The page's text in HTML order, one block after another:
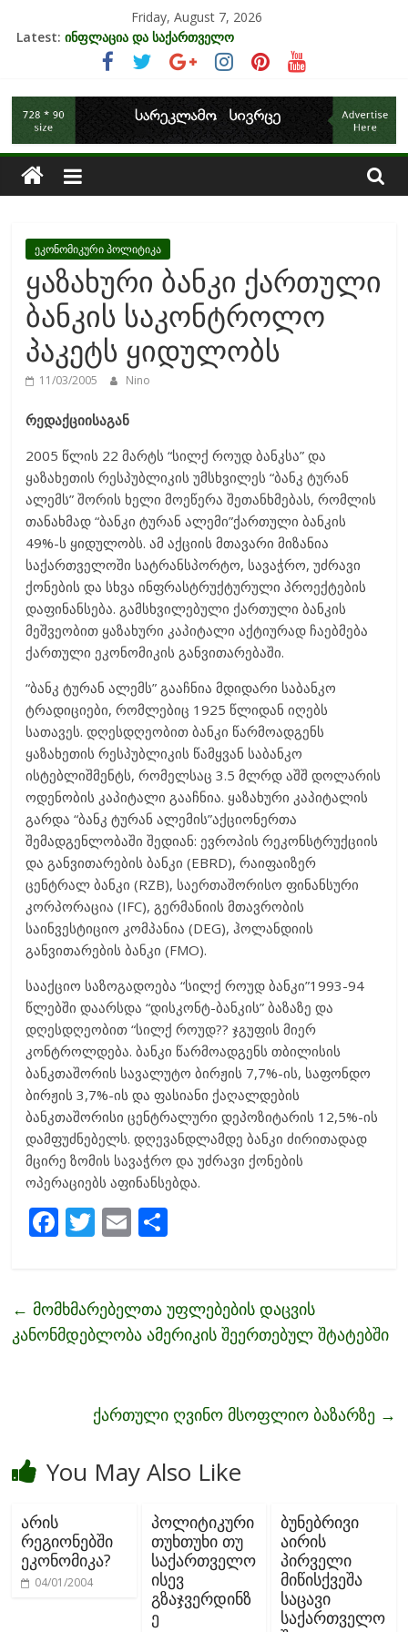
Friday, August 7, 2026
Latest: ინფლაცია და საქართველო
კრიზისის ზეგავლენა ტურიზმის ინდუსტრიაზე
მიგრაციისა და ეკონომიკის ურთიერთკავშირი
EU-ის კანდიდატის სტატუსის ეკონომიკური სარგებელი
უძრავი ქონების ბაზარი საქართველოში
საქართველოს
ეკონომიკა
ეკონომიკური პოლიტიკა
ყაზახური ბანკი ქართული
ბანკის საკონტროლო
პაკეტს ყიდულობს
11/03/2005 Nino
რედაქციისაგან
2005 წლის 22 მარტს “სილქ როუდ ბანკსა” და
ყაზახეთის რესპუბლიკის უმსხვილეს “ბანკ ტურან
ალემს” შორის ხელი მოეწერა შეთანხმებას, რომლის
თანახმად “ბანკი ტურან ალემი”ქართული ბანკის
49%-ს ყიდულობს. ამ აქციის მთავარი მიზანია
საქართველოში სატრანსპორტო, სავაჭრო, უძრავი
ქონების და სხვა ინფრასტრუქტურული პროექტების
დაფინანსება. გამსხვილებული ქართული ბანკის
მეშვეობით ყაზახური კაპიტალი აქტიურად ჩაებმება
ქართული ეკონომიკის განვითარებაში.
“ბანკ ტურან ალემს” გააჩნია მდიდარი საბანკო
ტრადიციები, რომლებიც 1925 წლიდან იღებს
სათავეს. დღესდღეობით ბანკი წარმოადგენს
ყაზახეთის რესპუბლიკის წამყვან საბანკო
ისტებლიშმენტს, რომელსაც 3.5 მლრდ აშშ დოლარის
ოდენობის კაპიტალი გააჩნია. ყაზახური კაპიტალის
გარდა “ბანკ ტურან ალემის”აქციონერთა
შემადგენლობაში შედიან: ევროპის რეკონსტრუქციის
და განვითარების ბანკი (EBRD), რაიფაიზერ
ცენტრალ ბანკი (RZB), საერთაშორისო ფინანსური
კორპორაცია (IFC), გერმანიის მთავრობის
საინვესტიციო კომპანია (DEG), ჰოლანდიის
განვითარების ბანკი (FMO).
სააქციო საზოგადოება “სილქ როუდ ბანკი”1993-94
წლებში დაარსდა “დისკონტ-ბანკის” ბაზაზე და
დღესდღეობით “სილქ როუდ?? ჯგუფის მიერ
კონტროლდება. ბანკი წარმოადგენს თბილისის
ბანკთაშორის სავალუტო ბირჟის 7,7%-ის, საფონდო
ბირჟის 3,7%-ის და ფასიანი ქაღალდების
ბანკთაშორისი ცენტრალური დეპოზიტარის 12,5%-ის
დამფუძნებელს. დღევანდლამდე ბანკი ძირითადად
მცირე ზომის სავაჭრო და უძრავი ქონების
ოპერაციებს აფინანსებდა.
F
b
o
T
er
E
l e
← მომხმარებელთა უფლებების დაცვის
კანონმდებლობა ამერიკის შეერთებულ შტატებში
ქართული ღვინო მსოფლიო ბაზარზე →
You May Also Like
არის
რეგიონებში
ეკონომიკა?
04/01/2004
პოლიტიკური
თუხთუხი თუ
საქართველო
ისევ
გზაჯვერდინზ
ე
ბუნებრივი
აირის
პირველი
მიწისქვეშა
საცავი
საქართველო